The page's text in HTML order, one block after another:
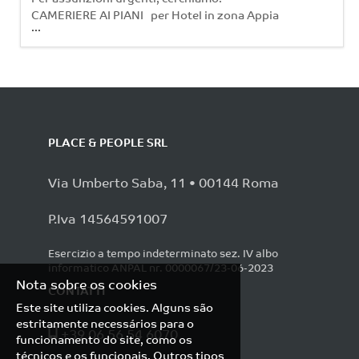
CAMERIERE AI PIANI per Hotel in zona Appia
e Ardeatina (Roma). Requisiti: - Esperienza
pregressa nella mansione e conoscenza delle
...
PLACE & PEOPLE SRL
Via Umberto Saba, 11 • 00144 Roma
P.Iva 14564591007
Esercizio a tempo indeterminato sez. IV albo
informatico ANPAL nr. 0000067/23-06-2023
CONTATTI
+39 06 56 54 6070
Nota sobre os cookies
Este site utiliza cookies. Alguns são
estritamente necessários para o
funcionamento do site, como os